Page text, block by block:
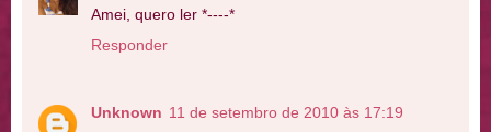
Amei, quero ler *----*
Responder
Unknown 11 de setembro de 2010 às 17:19